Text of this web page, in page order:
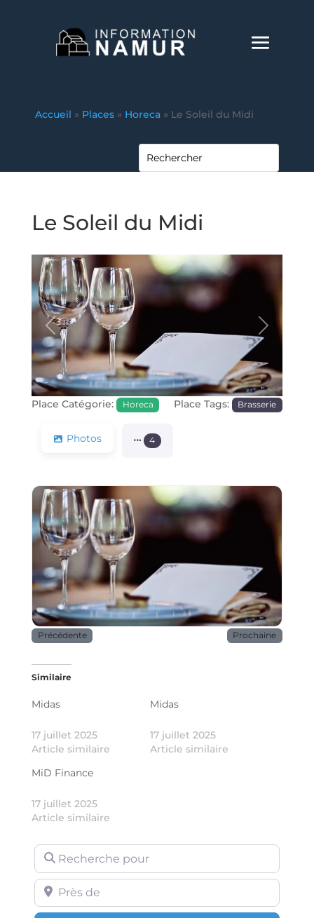
Accueil » Places » Horeca » Le Soleil du Midi
Le Soleil du Midi
Précédente Prochaine
Place Catégorie: Horeca Place Tags: Brasserie
Photos 4
Précédente Prochaine
Similaire
Midas
17 juillet 2025
Article similaire
Midas
17 juillet 2025
Article similaire
MiD Finance
17 juillet 2025
Article similaire
Recherche pour
Près de